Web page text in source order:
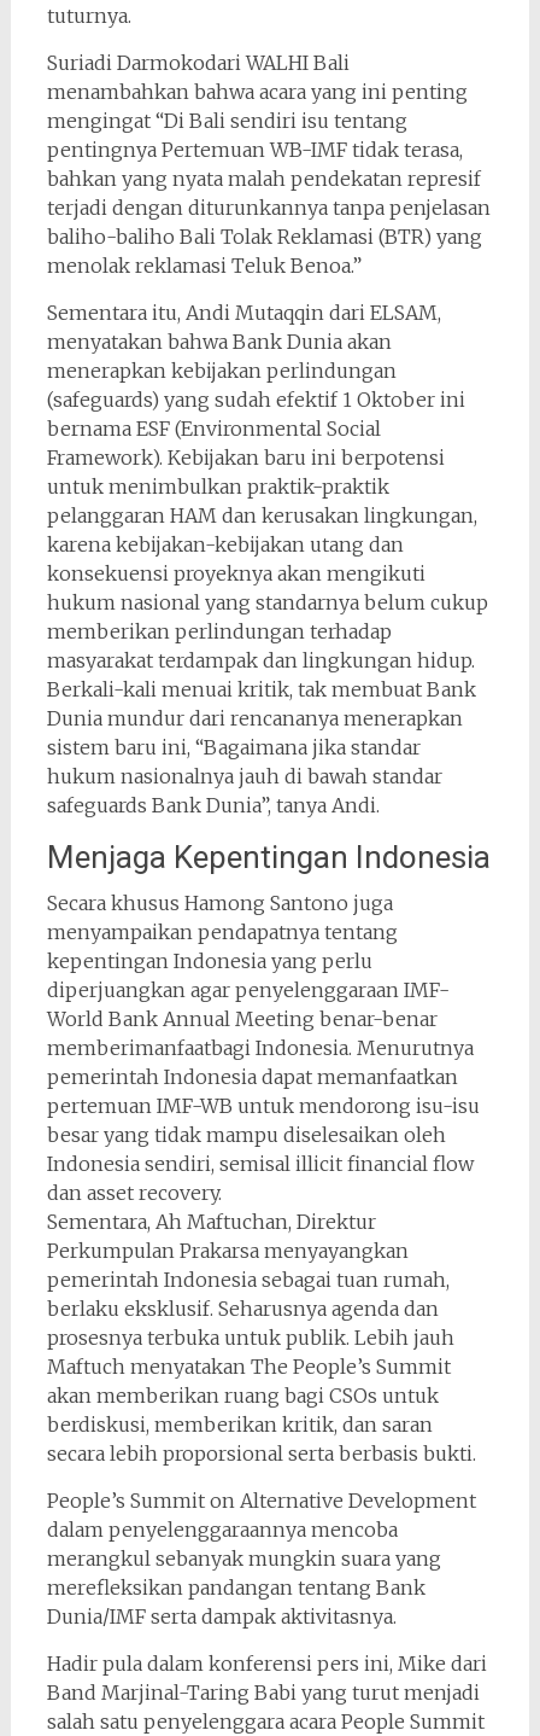
tuturnya.
Suriadi Darmokodari WALHI Bali
menambahkan bahwa acara yang ini penting
mengingat “Di Bali sendiri isu tentang
pentingnya Pertemuan WB-IMF tidak terasa,
bahkan yang nyata malah pendekatan represif
terjadi dengan diturunkannya tanpa penjelasan
baliho-baliho Bali Tolak Reklamasi (BTR) yang
menolak reklamasi Teluk Benoa.”
Sementara itu, Andi Mutaqqin dari ELSAM,
menyatakan bahwa Bank Dunia akan
menerapkan kebijakan perlindungan
(safeguards) yang sudah efektif 1 Oktober ini
bernama ESF (Environmental Social
Framework). Kebijakan baru ini berpotensi
untuk menimbulkan praktik-praktik
pelanggaran HAM dan kerusakan lingkungan,
karena kebijakan-kebijakan utang dan
konsekuensi proyeknya akan mengikuti
hukum nasional yang standarnya belum cukup
memberikan perlindungan terhadap
masyarakat terdampak dan lingkungan hidup.
Berkali-kali menuai kritik, tak membuat Bank
Dunia mundur dari rencananya menerapkan
sistem baru ini, “Bagaimana jika standar
hukum nasionalnya jauh di bawah standar
safeguards Bank Dunia”, tanya Andi.
Menjaga Kepentingan Indonesia
Secara khusus Hamong Santono juga
menyampaikan pendapatnya tentang
kepentingan Indonesia yang perlu
diperjuangkan agar penyelenggaraan IMF-
World Bank Annual Meeting benar-benar
memberimanfaatbagi Indonesia. Menurutnya
pemerintah Indonesia dapat memanfaatkan
pertemuan IMF-WB untuk mendorong isu-isu
besar yang tidak mampu diselesaikan oleh
Indonesia sendiri, semisal illicit financial flow
dan asset recovery.
Sementara, Ah Maftuchan, Direktur
Perkumpulan Prakarsa menyayangkan
pemerintah Indonesia sebagai tuan rumah,
berlaku eksklusif. Seharusnya agenda dan
prosesnya terbuka untuk publik. Lebih jauh
Maftuch menyatakan The People’s Summit
akan memberikan ruang bagi CSOs untuk
berdiskusi, memberikan kritik, dan saran
secara lebih proporsional serta berbasis bukti.
People’s Summit on Alternative Development
dalam penyelenggaraannya mencoba
merangkul sebanyak mungkin suara yang
merefleksikan pandangan tentang Bank
Dunia/IMF serta dampak aktivitasnya.
Hadir pula dalam konferensi pers ini, Mike dari
Band Marjinal-Taring Babi yang turut menjadi
salah satu penyelenggara acara People Summit